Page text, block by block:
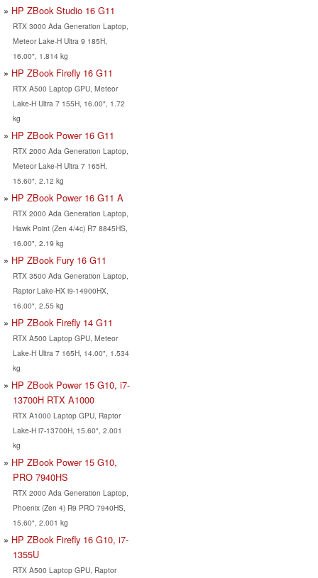
HP ZBook Studio 16 G11
RTX 3000 Ada Generation Laptop,
Meteor Lake-H Ultra 9 185H,
16.00", 1.814 kg
HP ZBook Firefly 16 G11
RTX A500 Laptop GPU, Meteor
Lake-H Ultra 7 155H, 16.00", 1.72
kg
HP ZBook Power 16 G11
RTX 2000 Ada Generation Laptop,
Meteor Lake-H Ultra 7 165H,
15.60", 2.12 kg
HP ZBook Power 16 G11 A
RTX 2000 Ada Generation Laptop,
Hawk Point (Zen 4/4c) R7 8845HS,
16.00", 2.19 kg
HP ZBook Fury 16 G11
RTX 3500 Ada Generation Laptop,
Raptor Lake-HX i9-14900HX,
16.00", 2.55 kg
HP ZBook Firefly 14 G11
RTX A500 Laptop GPU, Meteor
Lake-H Ultra 7 165H, 14.00", 1.534
kg
HP ZBook Power 15 G10, i7-
13700H RTX A1000
RTX A1000 Laptop GPU, Raptor
Lake-H i7-13700H, 15.60", 2.001
kg
HP ZBook Power 15 G10,
PRO 7940HS
RTX 2000 Ada Generation Laptop,
Phoenix (Zen 4) R9 PRO 7940HS,
15.60", 2.001 kg
HP ZBook Firefly 16 G10, i7-
1355U
RTX A500 Laptop GPU, Raptor